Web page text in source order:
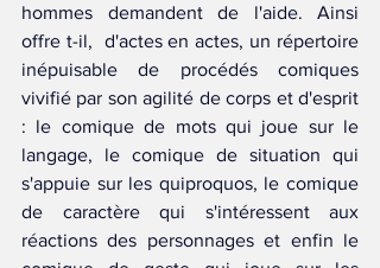
hommes demandent de l'aide. Ainsi
offre t-il,  d'actes en actes, un répertoire
inépuisable de procédés comiques
vivifié par son agilité de corps et d'esprit
: le comique de mots qui joue sur le
langage, le comique de situation qui
s'appuie sur les quiproquos, le comique
de caractère qui s'intéressent aux
réactions des personnages et enfin le